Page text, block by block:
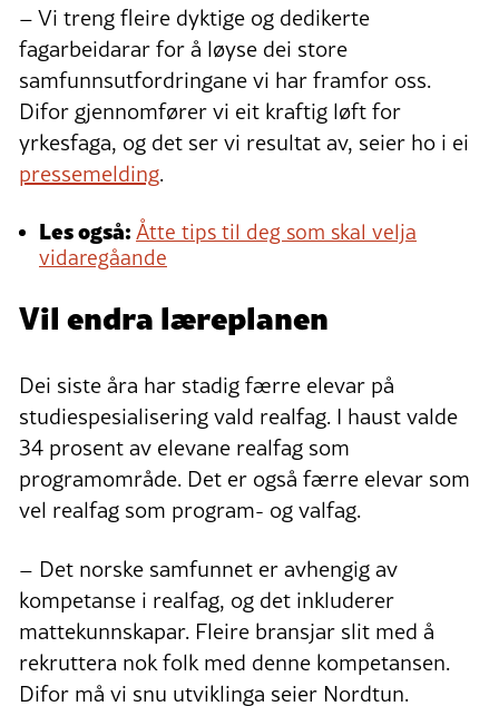
– Vi treng fleire dyktige og dedikerte
fagarbeidarar for å løyse dei store
samfunnsutfordringane vi har framfor oss.
Difor gjennomfører vi eit kraftig løft for
yrkesfaga, og det ser vi resultat av, seier ho i ei
pressemelding.
Les også:Åtte tips til deg som skal velja
vidaregåande
Vil endra læreplanen
Dei siste åra har stadig færre elevar på
studiespesialisering vald realfag. I haust valde
34 prosent av elevane realfag som
programområde. Det er også færre elevar som
vel realfag som program- og valfag.
– Det norske samfunnet er avhengig av
kompetanse i realfag, og det inkluderer
mattekunnskapar. Fleire bransjar slit med å
rekruttera nok folk med denne kompetansen.
Difor må vi snu utviklinga seier Nordtun.